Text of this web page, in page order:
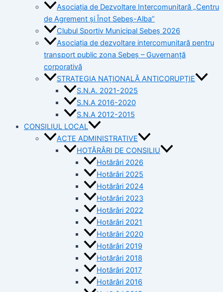
Asociația de Dezvoltare Intercomunitară „Centru
de Agrement și Înot Sebeș-Alba”
Clubul Sportiv Municipal Sebeș 2026
Asociația de dezvoltare intercomunitară pentru
transport public zona Sebeș – Guvernanță
corporativă
STRATEGIA NAȚIONALĂ ANTICORUPȚIE
S.N.A. 2021-2025
S.N.A 2016-2020
S.N.A 2012-2015
CONSILIUL LOCAL
ACTE ADMINISTRATIVE
HOTĂRÂRI DE CONSILIU
Hotărâri 2026
Hotărâri 2025
Hotărâri 2024
Hotărâri 2023
Hotărâri 2022
Hotărâri 2021
Hotărâri 2020
Hotărâri 2019
Hotărâri 2018
Hotărâri 2017
Hotărâri 2016